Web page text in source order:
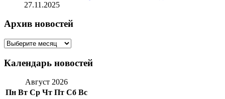
27.11.2025
Архив новостей
Архив
Календарь новостей
Август 2026
Пн Вт Ср Чт Пт Сб Вс